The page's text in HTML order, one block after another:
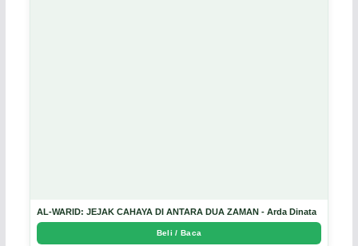
AL-WARID: JEJAK CAHAYA DI ANTARA DUA ZAMAN - Arda Dinata
Beli / Baca